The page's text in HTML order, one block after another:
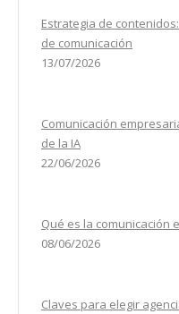
Estrategia de
de comunicación
13/07/2026
Comunicación
de la IA
22/06/2026
Qué es la comunicación
08/06/2026
Claves para elegir